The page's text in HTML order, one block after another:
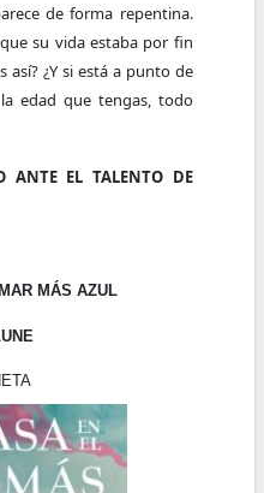
de forma repentina.
su vida estaba por fin
así? ¿Y si está a punto de
edad que tengas, todo
ANTE EL TALENTO DE
MÁS AZUL